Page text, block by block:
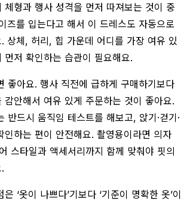
체형과 행사 성격을 먼저 따져보는 것이 중
즈를 입는다고 해서 이 드레스도 자동으로
상체, 허리, 힙 가운데 어디를 가장 여유 있
먼저 확인하는 습관이 필요해요.
좋아요. 행사 직전에 급하게 구매하기보다
감안해서 여유 있게 주문하는 것이 좋아요.
반드시 움직임 테스트를 해보고, 앉기·걷기·
인하는 편이 안전해요. 촬영용이라면 의자
스타일과 액세서리까지 함께 맞춰야 핏의
‘옷이 나쁘다’기보다 ‘기준이 명확한 옷’이